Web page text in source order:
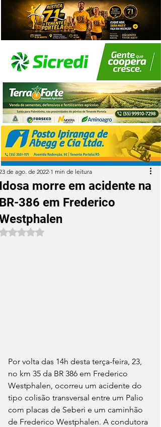
morre em acidente na
386 em Frederico
de ago. de 2022 1 min de leitura
Avaliado com NaN de 5 estrelas.
Por volta das 14h desta terça-feira, 23,
no km 35 da BR 386 em Frederico
Westphalen, ocorreu um acidente do
tipo colisão transversal entre um Palio
com placas de Seberi e um caminhão
de Frederico Westphalen. A condutora